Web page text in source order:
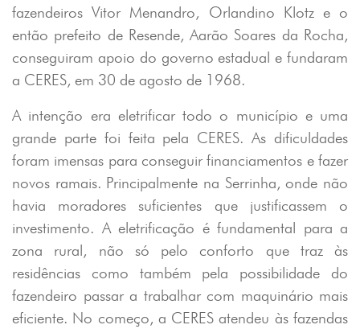
fazendeiros Vitor Menandro, Orlandino Klotz e o
então prefeito de Resende, Aarão Soares da Rocha,
conseguiram apoio do governo estadual e fundaram
a CERES, em 30 de agosto de 1968.
A intenção era eletrificar todo o município e uma
grande parte foi feita pela CERES. As dificuldades
foram imensas para conseguir financiamentos e fazer
novos ramais. Principalmente na Serrinha, onde não
havia moradores suficientes que justificassem o
investimento. A eletrificação é fundamental para a
zona rural, não só pelo conforto que traz às
residências como também pela possibilidade do
fazendeiro passar a trabalhar com maquinário mais
eficiente. No começo, a CERES atendeu às fazendas